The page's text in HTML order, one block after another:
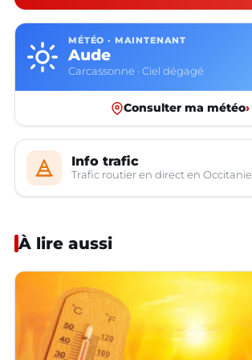
MÉTÉO · MAINTENANT
Aude
Carcassonne · Ciel dégagé
Consulter ma météo›
Info trafic
Trafic routier en direct en Occitanie
À lire aussi